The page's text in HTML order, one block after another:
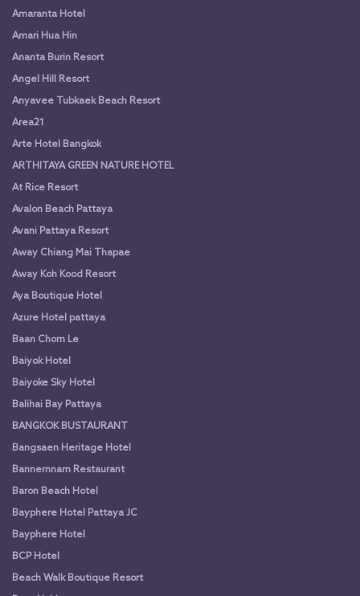
Amaranta Hotel
Amari Hua Hin
Ananta Burin Resort
Angel Hill Resort
Anyavee Tubkaek Beach Resort
Area21
Arte Hotel Bangkok
ARTHITAYA GREEN NATURE HOTEL
At Rice Resort
Avalon Beach Pattaya
Avani Pattaya Resort
Away Chiang Mai Thapae
Away Koh Kood Resort
Aya Boutique Hotel
Azure Hotel pattaya
Baan Chom Le
Baiyok Hotel
Baiyoke Sky Hotel
Balihai Bay Pattaya
BANGKOK BUSTAURANT
Bangsaen Heritage Hotel
Bannernnam Restaurant
Baron Beach Hotel
Bayphere Hotel Pattaya JC
Bayphere Hotel
BCP Hotel
Beach Walk Boutique Resort